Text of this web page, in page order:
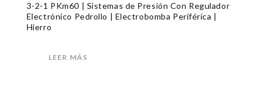
3-2-1 PKm60 | Sistemas de Presión Con Regulador
Electrónico Pedrollo | Electrobomba Periférica |
Hierro
LEER MÁS